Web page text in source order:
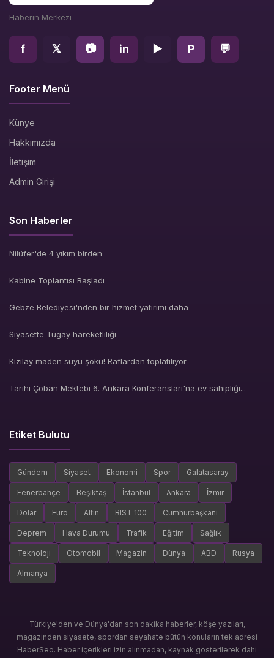
Haberin Merkezi
f 𝕏 📷 in ▶ P 💬
Footer Menü
Künye
Hakkımızda
İletişim
Admin Girişi
Son Haberler
Nilüfer'de 4 yıkım birden
Kabine Toplantısı Başladı
Gebze Belediyesi'nden bir hizmet yatırımı daha
Siyasette Tugay hareketliliği
Kızılay maden suyu şoku! Raflardan toplatılıyor
Tarihi Çoban Mektebi 6. Ankara Konferansları'na ev sahipliği...
Etiket Bulutu
Gündem Siyaset Ekonomi Spor Galatasaray
Fenerbahçe Beşiktaş İstanbul Ankara İzmir
Dolar Euro Altın BIST 100 Cumhurbaşkanı
Deprem Hava Durumu Trafik Eğitim Sağlık
Teknoloji Otomobil Magazin Dünya ABD Rusya
Almanya
Türkiye'den ve Dünya'dan son dakika haberler, köşe yazıları,
magazinden siyasete, spordan seyahate bütün konuların tek adresi
HaberSeo. Haber içerikleri izin alınmadan, kaynak gösterilerek dahi